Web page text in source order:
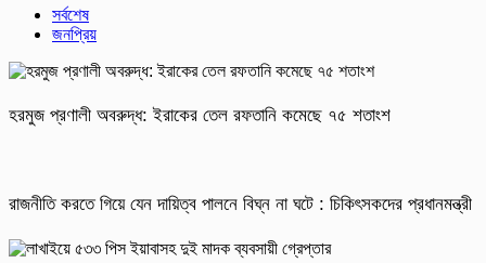
সর্বশেষ
জনপ্রিয়
হরমুজ প্রণালী অবরুদ্ধ: ইরাকের তেল রফতানি কমেছে ৭৫ শতাংশ
রাজনীতি করতে গিয়ে যেন দায়িত্ব পালনে বিঘ্ন না ঘটে : চিকিৎসকদের প্রধানমন্ত্রী